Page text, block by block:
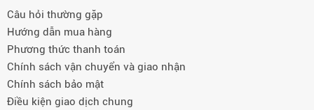
Câu hỏi thường gặp
Hướng dẫn mua hàng
Phương thức thanh toán
Chính sách vận chuyển và giao nhận
Chính sách bảo mật
Điều kiện giao dịch chung